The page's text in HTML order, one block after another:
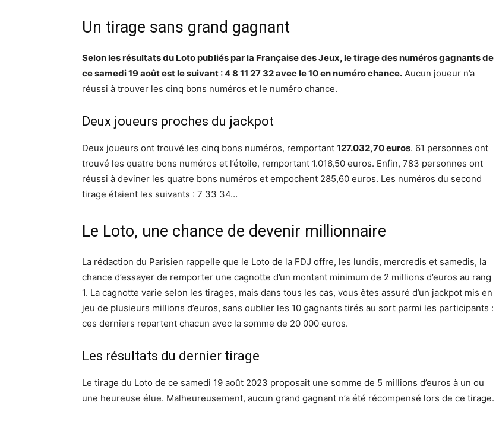
Un tirage sans grand gagnant
Selon les résultats du Loto publiés par la Française des Jeux, le tirage des numéros gagnants de
ce samedi 19 août est le suivant : 4 8 11 27 32 avec le 10 en numéro chance. Aucun joueur n’a
réussi à trouver les cinq bons numéros et le numéro chance.
Deux joueurs proches du jackpot
Deux joueurs ont trouvé les cinq bons numéros, remportant 127.032,70 euros. 61 personnes ont
trouvé les quatre bons numéros et l’étoile, remportant 1.016,50 euros. Enfin, 783 personnes ont
réussi à deviner les quatre bons numéros et empochent 285,60 euros. Les numéros du second
tirage étaient les suivants : 7 33 34…
Le Loto, une chance de devenir millionnaire
La rédaction du Parisien rappelle que le Loto de la FDJ offre, les lundis, mercredis et samedis, la
chance d’essayer de remporter une cagnotte d’un montant minimum de 2 millions d’euros au rang
1. La cagnotte varie selon les tirages, mais dans tous les cas, vous êtes assuré d’un jackpot mis en
jeu de plusieurs millions d’euros, sans oublier les 10 gagnants tirés au sort parmi les participants :
ces derniers repartent chacun avec la somme de 20 000 euros.
Les résultats du dernier tirage
Le tirage du Loto de ce samedi 19 août 2023 proposait une somme de 5 millions d’euros à un ou
une heureuse élue. Malheureusement, aucun grand gagnant n’a été récompensé lors de ce tirage.